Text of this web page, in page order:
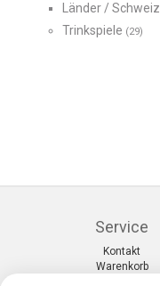
Länder / Schweiz
Trinkspiele (29)
Service
Kontakt
Warenkorb